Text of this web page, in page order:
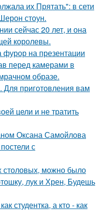
их Прятать": в сети
стоун.
сейчас 20 лет, и она
королевы.
на презентации
перед камерами в
образе.
приготовления вам
цели и не тратить
Оксана Самойлова
с
столовых, можно было
лук и Хрен, Будешь
студентка, а кто - как